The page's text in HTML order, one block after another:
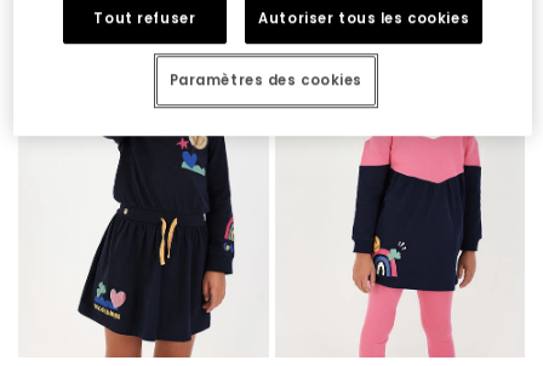
Tout refuser Autoriser tous les cookies
Paramètres des cookies